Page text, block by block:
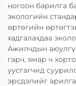
ногоон барилга
экологийн
өртөгийн
хадгалахдаа
Ажилчдын
гарч, ямар ч
уусгагчид
эрсдэлийг